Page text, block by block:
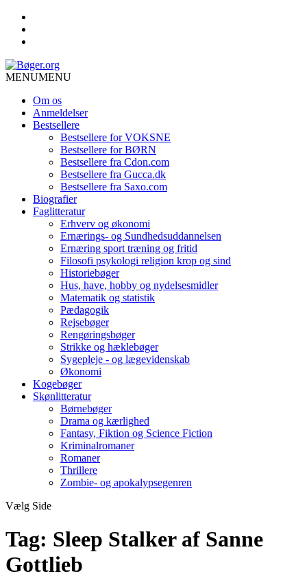
MENUMENU
Om os
Anmeldelser
Bestsellere
Bestsellere for VOKSNE
Bestsellere for BØRN
Bestsellere fra Cdon.com
Bestsellere fra Gucca.dk
Bestsellere fra Saxo.com
Biografier
Faglitteratur
Erhverv og økonomi
Ernærings- og Sundhedsuddannelsen
Ernæring sport træning og fritid
Filosofi psykologi religion krop og sind
Historiebøger
Hus, have, hobby og nydelsesmidler
Matematik og statistik
Pædagogik
Rejsebøger
Rengøringsbøger
Strikke og hæklebøger
Sygepleje - og lægevidenskab
Økonomi
Kogebøger
Skønlitteratur
Børnebøger
Drama og kærlighed
Fantasy, Fiktion og Science Fiction
Kriminalromaner
Romaner
Thrillere
Zombie- og apokalypsegenren
Vælg Side
Tag: Sleep Stalker af Sanne
Gottlieb